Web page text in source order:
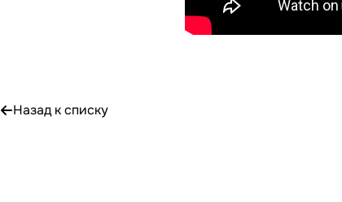
Назад к списку